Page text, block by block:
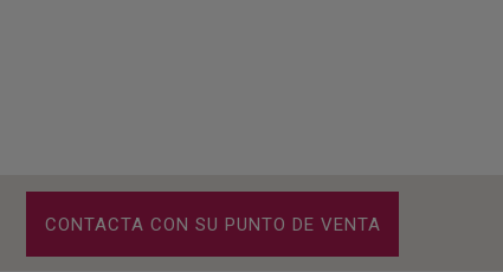
CONTACTA CON SU PUNTO DE VENTA